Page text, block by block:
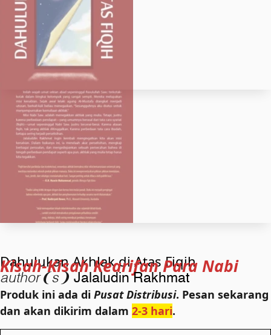
Dahulukan Akhlak di Atas Fiqih
Kisah-Kisah Kearifan Para Nabi
author❨s❩ Jalaludin Rakhmat
Produk ini ada di Pusat Distribusi. Pesan sekarang
dan akan dikirim dalam 2-3 hari.